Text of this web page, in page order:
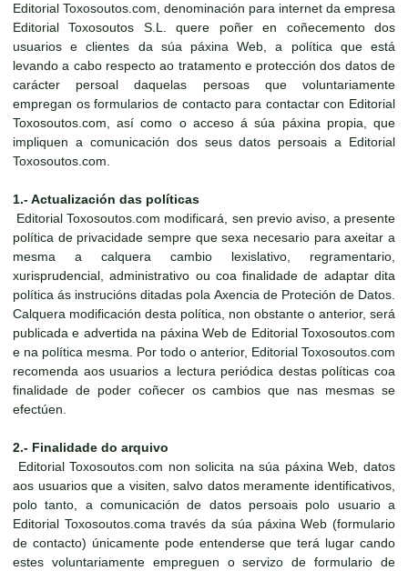
Editorial Toxosoutos.com, denominación para internet da empresa
Editorial Toxosoutos S.L. quere poñer en coñecemento dos
usuarios e clientes da súa páxina Web, a política que está
levando a cabo respecto ao tratamento e protección dos datos de
carácter persoal daquelas persoas que voluntariamente
empregan os formularios de contacto para contactar con Editorial
Toxosoutos.com, así como o acceso á súa páxina propia, que
impliquen a comunicación dos seus datos persoais a Editorial
Toxosoutos.com.
1.- Actualización das políticas
Editorial Toxosoutos.com modificará, sen previo aviso, a presente
política de privacidade sempre que sexa necesario para axeitar a
mesma a calquera cambio lexislativo, regramentario,
xurisprudencial, administrativo ou coa finalidade de adaptar dita
política ás instrucións ditadas pola Axencia de Proteción de Datos.
Calquera modificación desta política, non obstante o anterior, será
publicada e advertida na páxina Web de Editorial Toxosoutos.com
e na política mesma. Por todo o anterior, Editorial Toxosoutos.com
recomenda aos usuarios a lectura periódica destas políticas coa
finalidade de poder coñecer os cambios que nas mesmas se
efectúen.
2.- Finalidade do arquivo
Editorial Toxosoutos.com non solicita na súa páxina Web, datos
aos usuarios que a visiten, salvo datos meramente identificativos,
polo tanto, a comunicación de datos persoais polo usuario a
Editorial Toxosoutos.coma través da súa páxina Web (formulario
de contacto) únicamente pode entenderse que terá lugar cando
estes voluntariamente empreguen o servizo de formulario de